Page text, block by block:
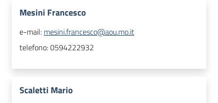
Mesini Francesco
e-mail: mesini.francesco@aou.mo.it
telefono:0594222932
Scaletti Mario